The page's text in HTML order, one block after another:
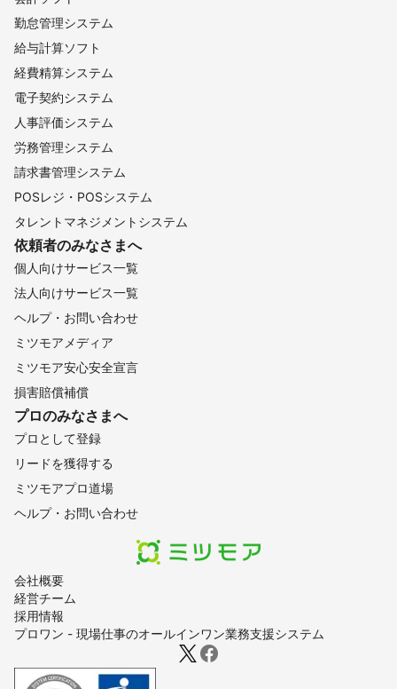
会社概要
経営チーム
採用情報
プロワン - 現場仕事のオールインワン業務支援システム
勤怠管理システム
給与計算ソフト
経費精算システム
電子契約システム
人事評価システム
労務管理システム
請求書管理システム
POSレジ・POSシステム
タレントマネジメントシステム
依頼者のみなさまへ
個人向けサービス一覧
法人向けサービス一覧
ヘルプ・お問い合わせ
ミツモアメディア
ミツモア安心安全宣言
損害賠償補償
プロのみなさまへ
プロとして登録
リードを獲得する
ミツモアプロ道場
ヘルプ・お問い合わせ